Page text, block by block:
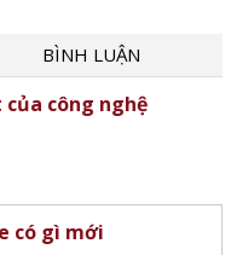
BÌNH LUẬN
công nghệ
có gì mới